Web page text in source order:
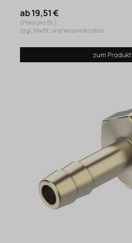
ab 19,51 €
(Preis pro St.)
zzgl. MwSt. und Versandkosten
zum Produkt